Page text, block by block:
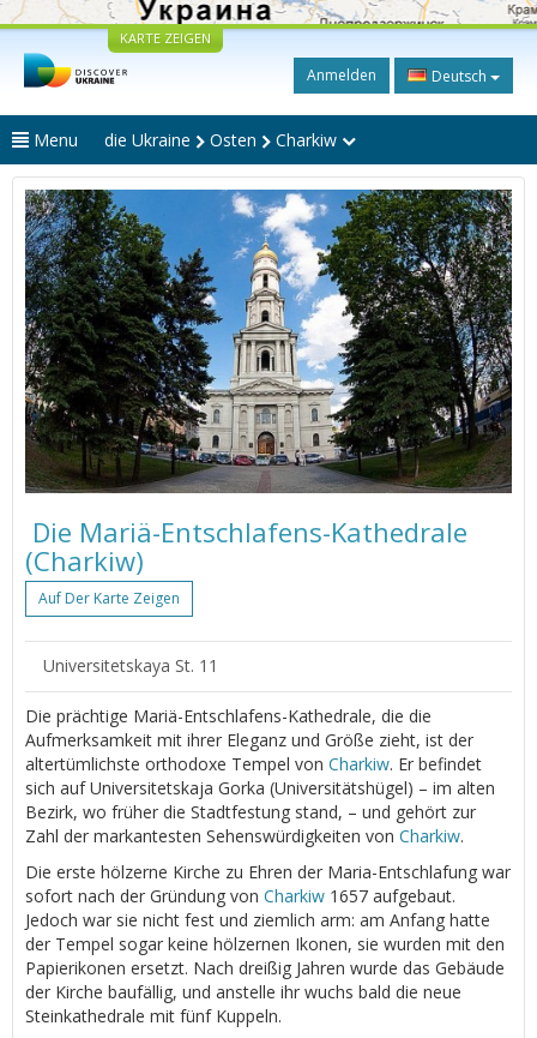
KARTE ZEIGEN
Anmelden Deutsch
Menu die Ukraine Osten Charkiw
Die Mariä-Entschlafens-Kathedrale
(Charkiw)
Auf Der Karte Zeigen
Universitetskaya St. 11
Die prächtige Mariä-Entschlafens-Kathedrale, die die
Aufmerksamkeit mit ihrer Eleganz und Größe zieht, ist der
altertümlichste orthodoxe Tempel von Charkiw. Er befindet
sich auf Universitetskaja Gorka (Universitätshügel) – im alten
Bezirk, wo früher die Stadtfestung stand, – und gehört zur
Zahl der markantesten Sehenswürdigkeiten von Charkiw.
Die erste hölzerne Kirche zu Ehren der Maria-Entschlafung war
sofort nach der Gründung von Charkiw 1657 aufgebaut.
Jedoch war sie nicht fest und ziemlich arm: am Anfang hatte
der Tempel sogar keine hölzernen Ikonen, sie wurden mit den
Papierikonen ersetzt. Nach dreißig Jahren wurde das Gebäude
der Kirche baufällig, und anstelle ihr wuchs bald die neue
Steinkathedrale mit fünf Kuppeln.